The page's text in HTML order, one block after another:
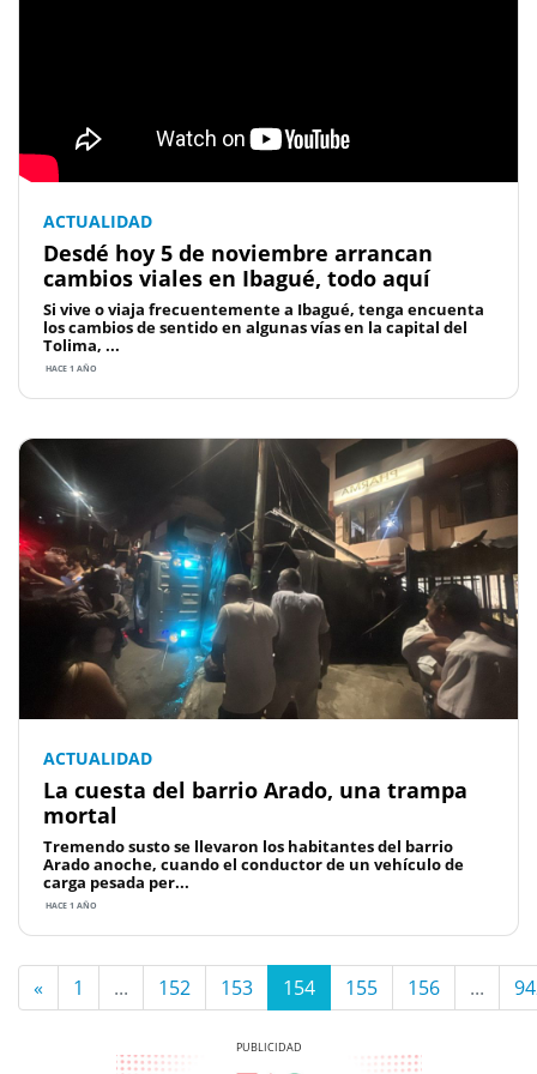
ACTUALIDAD
Desdé hoy 5 de noviembre arrancan
cambios viales en Ibagué, todo aquí
Si vive o viaja frecuentemente a Ibagué, tenga encuenta
los cambios de sentido en algunas vías en la capital del
Tolima, ...
HACE 1 AÑO
ACTUALIDAD
La cuesta del barrio Arado, una trampa
mortal
Tremendo susto se llevaron los habitantes del barrio
Arado anoche, cuando el conductor de un vehículo de
carga pesada per...
HACE 1 AÑO
« 1 ... 152 153 154 155 156 ...
Previous